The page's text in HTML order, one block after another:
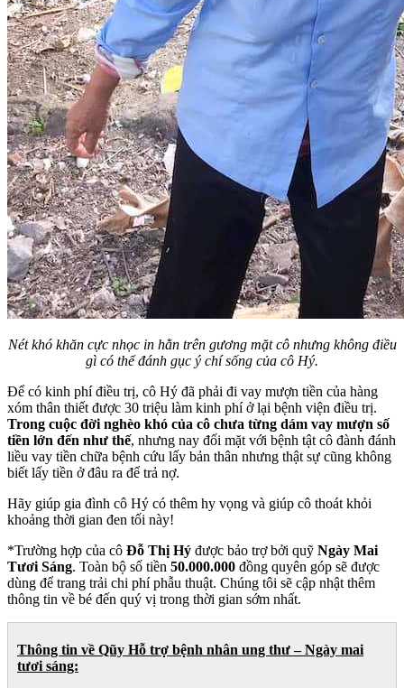
Nét khó khăn cực nhọc in hằn trên gương mặt cô nhưng không điều
gì có thể đánh gục ý chí sống của cô Hý.
Để có kinh phí điều trị, cô Hý đã phải đi vay mượn tiền của hàng
xóm thân thiết được 30 triệu làm kinh phí ở lại bệnh viện điều trị.
Trong cuộc đời nghèo khó của cô chưa từng dám vay mượn số
tiền lớn đến như thế, nhưng nay đối mặt với bệnh tật cô đành đánh
liều vay tiền chữa bệnh cứu lấy bản thân nhưng thật sự cũng không
biết lấy tiền ở đâu ra để trả nợ.
Hãy giúp gia đình cô Hý có thêm hy vọng và giúp cô thoát khỏi
khoảng thời gian đen tối này!
*Trường hợp của cô Đỗ Thị Hý được bảo trợ bởi quỹ Ngày Mai
Tươi Sáng. Toàn bộ số tiền 50.000.000 đồng quyên góp sẽ được
dùng để trang trải chi phí phẫu thuật. Chúng tôi sẽ cập nhật thêm
thông tin về bé đến quý vị trong thời gian sớm nhất.
Thông tin về Qũy Hỗ trợ bệnh nhân ung thư – Ngày mai
tươi sáng: